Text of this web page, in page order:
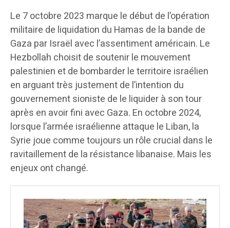
Le 7 octobre 2023 marque le début de l’opération
militaire de liquidation du Hamas de la bande de
Gaza par Israël avec l’assentiment américain. Le
Hezbollah choisit de soutenir le mouvement
palestinien et de bombarder le territoire israélien
en arguant très justement de l’intention du
gouvernement sioniste de le liquider à son tour
après en avoir fini avec Gaza. En octobre 2024,
lorsque l’armée israélienne attaque le Liban, la
Syrie joue comme toujours un rôle crucial dans le
ravitaillement de la résistance libanaise. Mais les
enjeux ont changé.